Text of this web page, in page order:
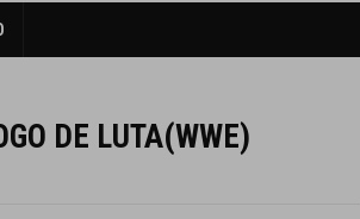
DE LUTA(WWE)